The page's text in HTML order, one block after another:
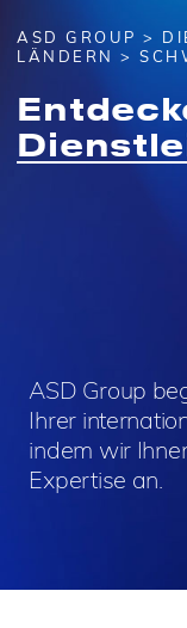
ASD GROUP >
LÄNDERN >
ASD Group
Ihrer
indem wir
Expertise an.